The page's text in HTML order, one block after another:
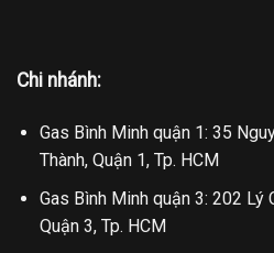
Chi nhánh:
Gas Bình Minh quận 1: 35
Thành, Quận 1, Tp. HCM
Gas Bình Minh quận 3: 202 Lý
Quận 3, Tp. HCM